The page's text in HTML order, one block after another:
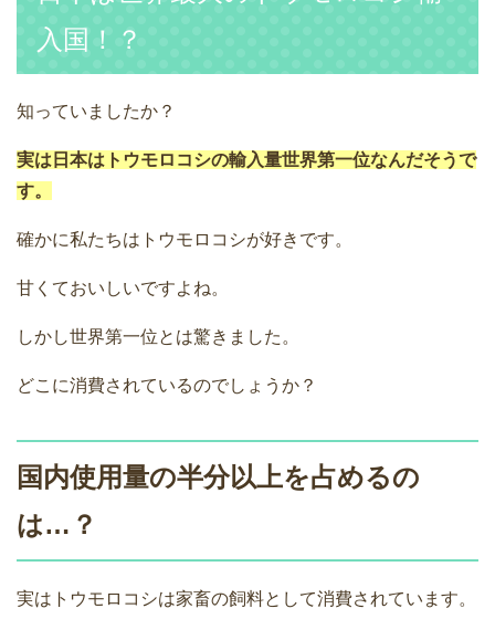
入国！？
知っていましたか？
実は日本はトウモロコシの輸入量世界第一位なんだそうで
す。
確かに私たちはトウモロコシが好きです。
甘くておいしいですよね。
しかし世界第一位とは驚きました。
どこに消費されているのでしょうか？
国内使用量の半分以上を占めるの
は…？
実はトウモロコシは家畜の飼料として消費されています。